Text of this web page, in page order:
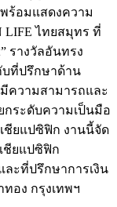
พร้อมแสดงความ
ไทยสมุทร ที่
รางวัลอันทรง
บที่ปรึกษาด้าน
ความสามารถและ
ระดับความเป็นมือ
ชียแปซิฟิก งานนี้จัด
ชียแปซิฟิก
ะที่ปรึกษาการเงิน
อง กรุงเทพฯ